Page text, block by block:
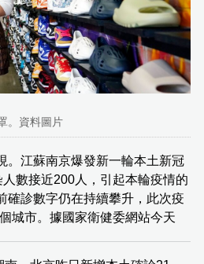
。資料圖片
。江蘇南京爆發新一輪本土新冠
數接近200人，引起本輪疫情的
確診數字仍在持續攀升，此次疫
城市。據國家衛健委網站今天